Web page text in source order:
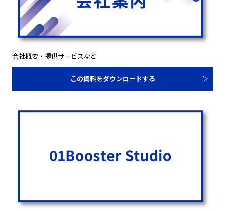
会社概要・提供サービスなど
この資料をダウンロードする